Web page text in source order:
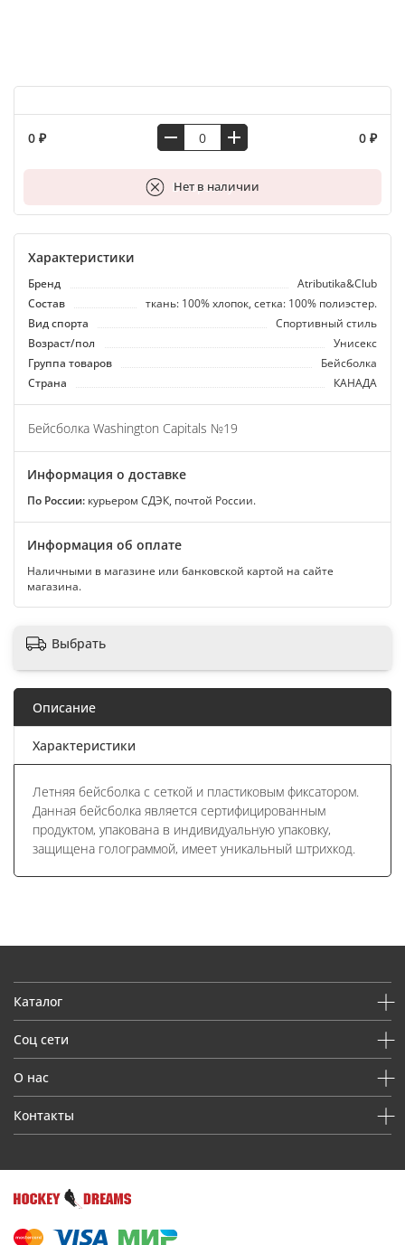
0 ₽ 0 ₽
Нет в наличии
В корзину
Характеристики
Бренд
Atributika&Club
Состав
ткань: 100% хлопок, сетка: 100% полиэстер.
Вид спорта
Спортивный стиль
Возраст/пол
Унисекс
Группа товаров
Бейсболка
Страна
КАНАДА
Бейсболка Washington Capitals №19
Информация о доставке
По России: курьером СДЭК, почтой России.
Информация об оплате
Наличными в магазине или банковской картой на сайте
магазина.
Выбрать
Описание
Характеристики
Летняя бейсболка с сеткой и пластиковым фиксатором.
Данная бейсболка является сертифицированным
продуктом, упакована в индивидуальную упаковку,
защищена голограммой, имеет уникальный штрихкод.
Каталог
Соц сети
О нас
Контакты